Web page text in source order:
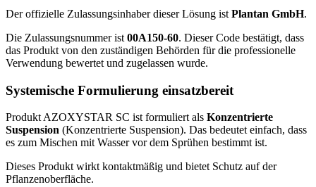
Der offizielle Zulassungsinhaber dieser Lösung ist Plantan GmbH.
Die Zulassungsnummer ist 00A150-60. Dieser Code bestätigt, dass
das Produkt von den zuständigen Behörden für die professionelle
Verwendung bewertet und zugelassen wurde.
Systemische Formulierung einsatzbereit
Produkt AZOXYSTAR SC ist formuliert als Konzentrierte
Suspension (Konzentrierte Suspension). Das bedeutet einfach, dass
es zum Mischen mit Wasser vor dem Sprühen bestimmt ist.
Dieses Produkt wirkt kontaktmäßig und bietet Schutz auf der
Pflanzenoberfläche.